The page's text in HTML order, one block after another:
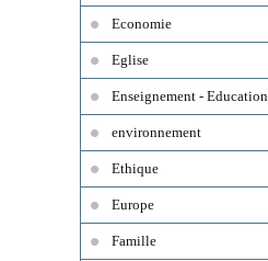
Economie
Eglise
Enseignement - Education
environnement
Ethique
Europe
Famille